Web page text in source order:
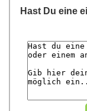
Hast Du eine